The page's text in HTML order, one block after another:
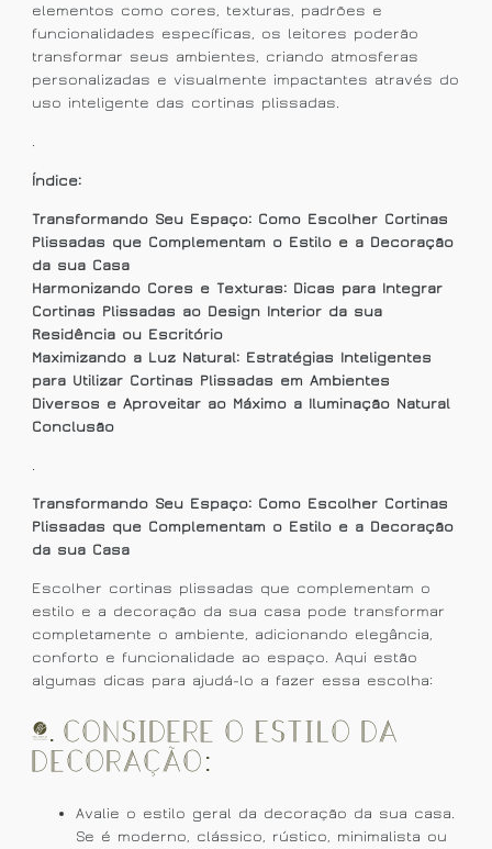
elementos como cores, texturas, padrões e
funcionalidades específicas, os leitores poderão
transformar seus ambientes, criando atmosferas
personalizadas e visualmente impactantes através do
uso inteligente das cortinas plissadas.
.
Índice:
Transformando Seu Espaço: Como Escolher Cortinas
Plissadas que Complementam o Estilo e a Decoração
da sua Casa
Harmonizando Cores e Texturas: Dicas para Integrar
Cortinas Plissadas ao Design Interior da sua
Residência ou Escritório
Maximizando a Luz Natural: Estratégias Inteligentes
para Utilizar Cortinas Plissadas em Ambientes
Diversos e Aproveitar ao Máximo a Iluminação Natural
Conclusão
Transformando Seu Espaço: Como Escolher Cortinas
Plissadas que Complementam o Estilo e a Decoração
da sua Casa
Escolher cortinas plissadas que complementam o
estilo e a decoração da sua casa pode transformar
completamente o ambiente, adicionando elegância,
conforto e funcionalidade ao espaço. Aqui estão
algumas dicas para ajudá-lo a fazer essa escolha:
1. Considere o Estilo da
Decoração:
Avalie o estilo geral da decoração da sua casa.
Se é moderno, clássico, rústico, minimalista ou